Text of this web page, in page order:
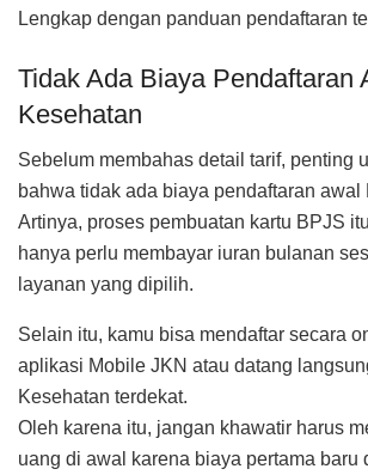
Lengkap dengan panduan pendaftaran
Tidak Ada Biaya Pendaftaran
Kesehatan
Sebelum membahas detail tarif, penting
bahwa tidak ada biaya pendaftaran awal
Artinya, proses pembuatan kartu BPJS
hanya perlu membayar iuran bulanan
layanan yang dipilih.
Selain itu, kamu bisa mendaftar secara
aplikasi Mobile JKN atau datang
Kesehatan terdekat.
Oleh karena itu, jangan khawatir harus
uang di awal karena biaya pertama baru